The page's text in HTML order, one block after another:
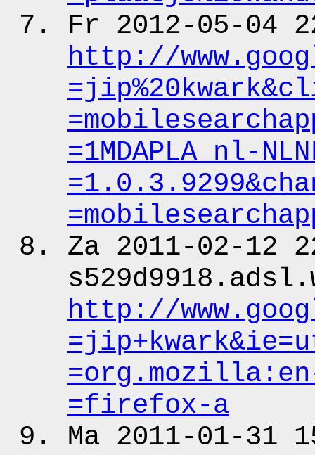
Fr 2012-05-04
http://
=1MDAPLA_nl-
Za 2011-02-12
http://
=jip+kwark&ie
=firefox-a
Ma 2011-01-31